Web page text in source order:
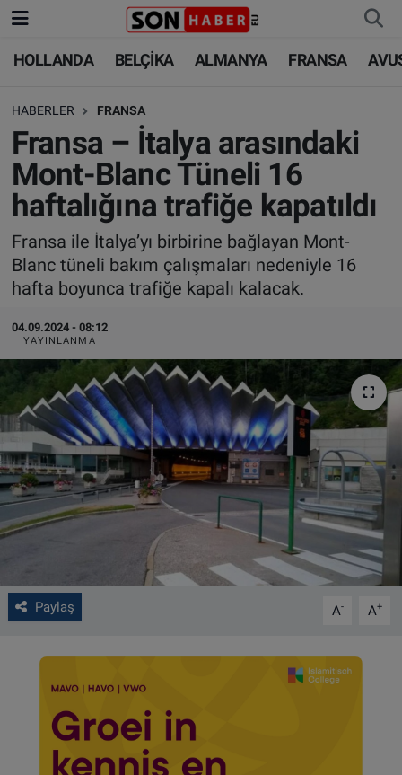
HOLLANDA BELÇİKA ALMANYA FRANSA
HABERLER FRANSA
Fransa – İtalya arasındaki
Mont-Blanc Tüneli 16
haftalığına trafiğe kapatıldı
Fransa ile İtalya’yı birbirine bağlayan Mont-
Blanc tüneli bakım çalışmaları nedeniyle 16
hafta boyunca trafiğe kapalı kalacak.
04.09.2024 - 08:12
YAYINLANMA
Paylaş A- A+
HOLLANDA
BELÇİKA
ALMANYA
FRANSA
AVUSTURYA
SAĞLIK - YAŞAM
BİLİM-TEKNOLOJİ
HOLLANDA
BELÇİKA
ALMANYA
TÜRKİYE
DÜNYA
BİLİM-TEKNOLOJİ
SAĞLIK
FOTO GALERİ
VIDEO GALERİ
ALGEMENE VOORWAARDEN
CONTACT
Çerez Politikası
Nöbetçi Eczaneler
Hava Durumu
Trafik Durumu
Süper Lig Puan Durumu ve Fikstür
Tüm Manşetler
Son Dakika Haberleri
Haber Arşivi